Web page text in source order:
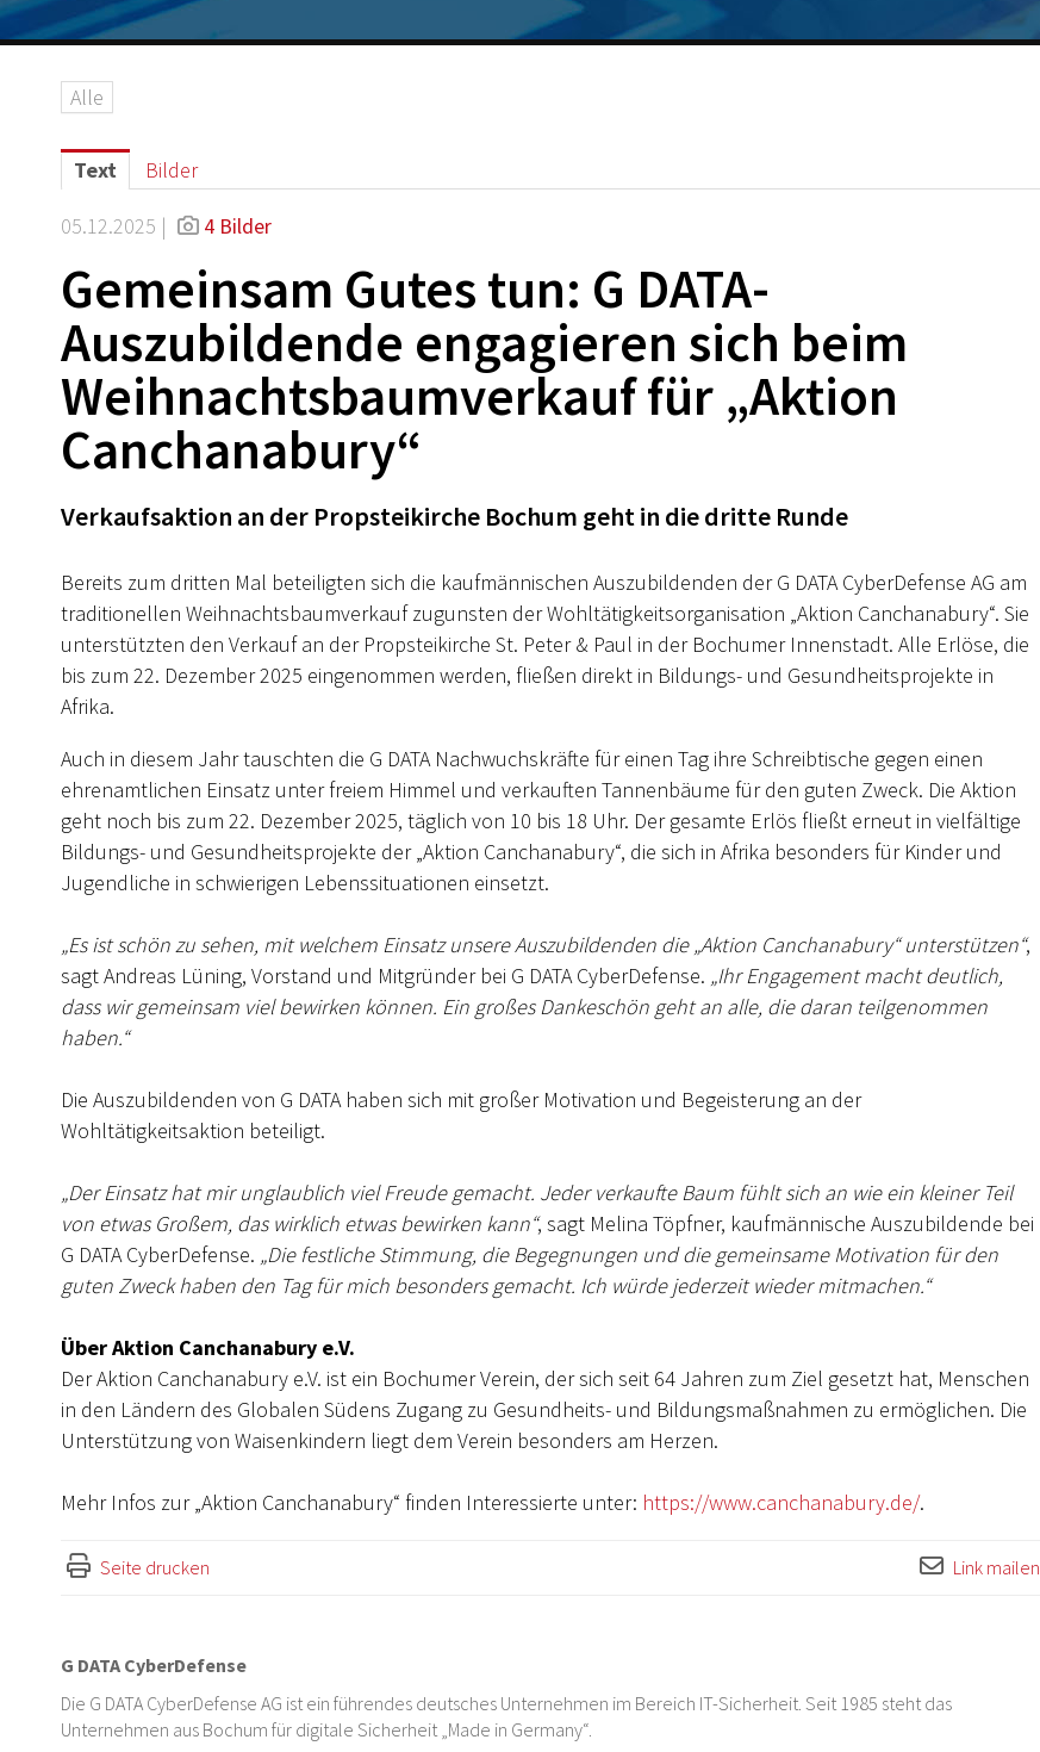
Alle
Text Bilder
05.12.2025 | 4 Bilder
Gemeinsam Gutes tun: G DATA-
Auszubildende engagieren sich beim
Weihnachtsbaumverkauf für „Aktion
Canchanabury“
Verkaufsaktion an der Propsteikirche Bochum geht in die dritte Runde
Bereits zum dritten Mal beteiligten sich die kaufmännischen Auszubildenden der G DATA CyberDefense AG am
traditionellen Weihnachtsbaumverkauf zugunsten der Wohltätigkeitsorganisation „Aktion Canchanabury“. Sie
unterstützten den Verkauf an der Propsteikirche St. Peter & Paul in der Bochumer Innenstadt. Alle Erlöse, die
bis zum 22. Dezember 2025 eingenommen werden, fließen direkt in Bildungs- und Gesundheitsprojekte in
Afrika.
Auch in diesem Jahr tauschten die G DATA Nachwuchskräfte für einen Tag ihre Schreibtische gegen einen
ehrenamtlichen Einsatz unter freiem Himmel und verkauften Tannenbäume für den guten Zweck. Die Aktion
geht noch bis zum 22. Dezember 2025, täglich von 10 bis 18 Uhr. Der gesamte Erlös fließt erneut in vielfältige
Bildungs- und Gesundheitsprojekte der „Aktion Canchanabury“, die sich in Afrika besonders für Kinder und
Jugendliche in schwierigen Lebenssituationen einsetzt.
„Es ist schön zu sehen, mit welchem Einsatz unsere Auszubildenden die„Aktion Canchanabury“unterstützen“,
sagt Andreas Lüning, Vorstand und Mitgründer bei G DATA CyberDefense. „Ihr Engagement macht deutlich,
dass wir gemeinsam viel bewirken können. Ein großes Dankeschön geht an alle, die daran teilgenommen
haben.“
Die Auszubildenden von G DATA haben sich mit großer Motivation und Begeisterung an der
Wohltätigkeitsaktion beteiligt.
„Der Einsatz hat mir unglaublich viel Freude gemacht. Jeder verkaufte Baum fühlt sich an wie ein kleiner Teil
von etwas Großem, das wirklich etwas bewirken kann“, sagt Melina Töpfner, kaufmännische Auszubildende bei
G DATA CyberDefense. „Die festliche Stimmung, die Begegnungen und die gemeinsame Motivation für den
guten Zweck haben den Tag für mich besonders gemacht. Ich würde jederzeit wieder mitmachen.“
Über Aktion Canchanabury e.V.
Der Aktion Canchanabury e.V. ist ein Bochumer Verein, der sich seit 64 Jahren zum Ziel gesetzt hat, Menschen
in den Ländern des Globalen Südens Zugang zu Gesundheits- und Bildungsmaßnahmen zu ermöglichen. Die
Unterstützung von Waisenkindern liegt dem Verein besonders am Herzen.
Mehr Infos zur „Aktion Canchanabury“ finden Interessierte unter: https://www.canchanabury.de/.
Seite drucken Link mailen
G DATA CyberDefense
Die G DATA CyberDefense AG ist ein führendes deutsches Unternehmen im Bereich IT-Sicherheit. Seit 1985 steht das
Unternehmen aus Bochum für digitale Sicherheit „Made in Germany“.